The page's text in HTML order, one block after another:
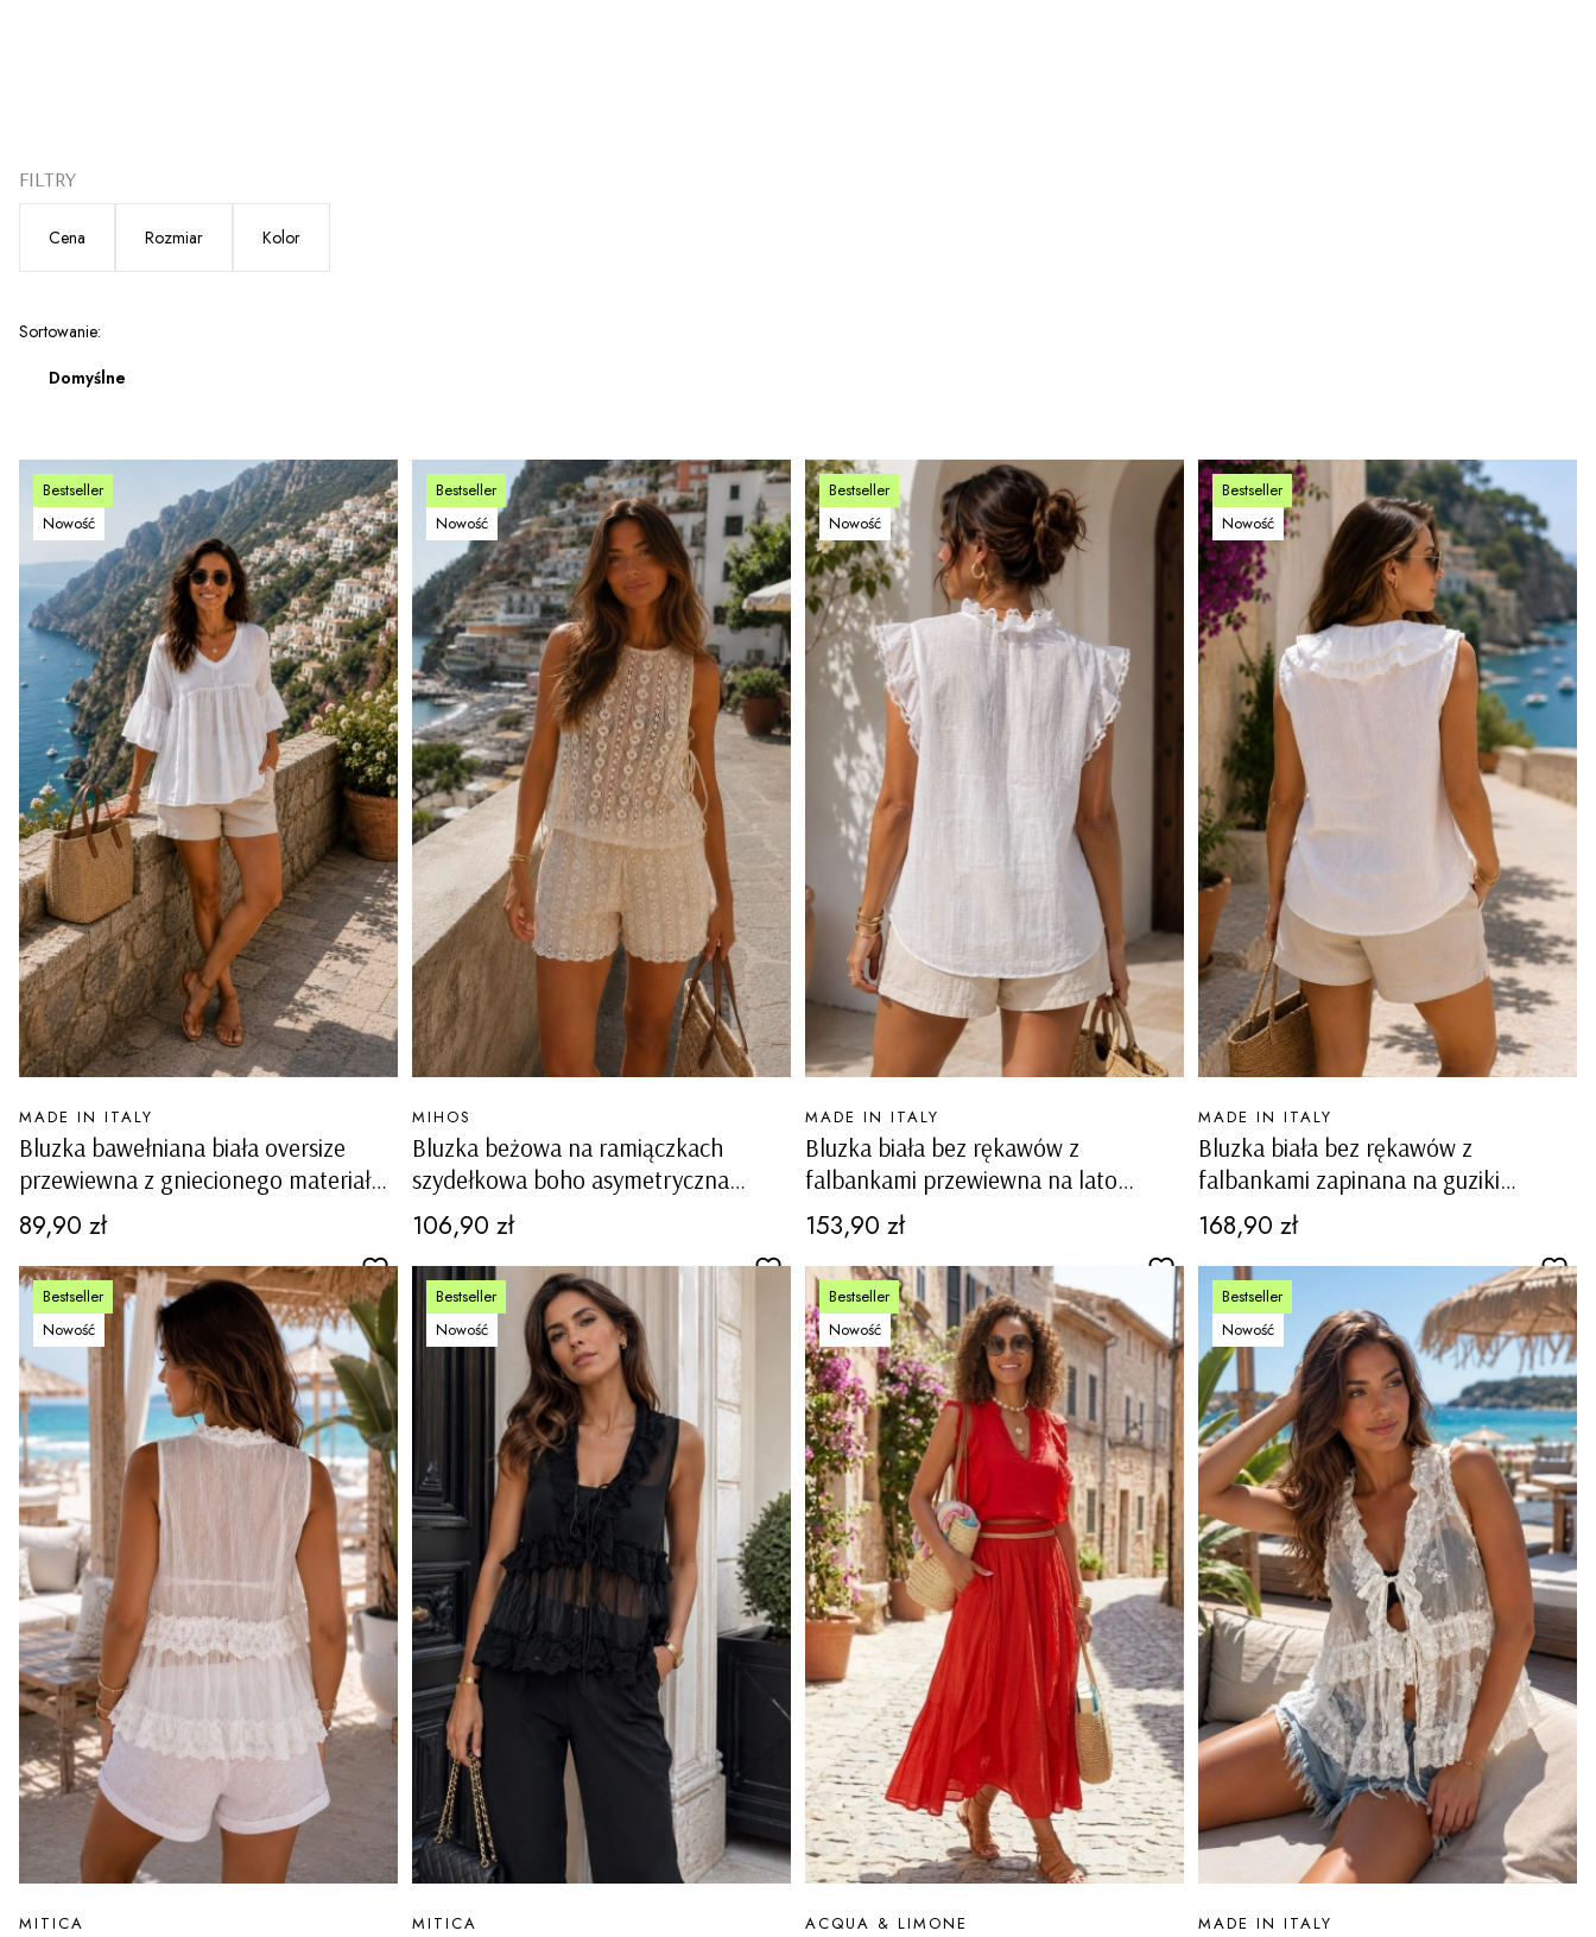
FILTRY
Cena Rozmiar Kolor
Lista produktów
Sortowanie:
Domyślne
Bestseller
Nowość
Bluzka bawełniana biała oversize
przewiewna z gniecionego materiału
z dekoltem V rozkloszowana
Alfonsine
PRODUCENT
MADE IN ITALY
Cena
89,90 zł
Bestseller
Nowość
Bluzka beżowa na ramiączkach
szydełkowa boho asymetryczna
ażurowa wiązane boki Cortanze
PRODUCENT
MIHOS
Cena
106,90 zł
Bestseller
Nowość
Bluzka biała bez rękawów z
falbankami przewiewna na lato
Bizzarone
PRODUCENT
MADE IN ITALY
Cena
153,90 zł
Bestseller
Nowość
Bluzka biała bez rękawów z
falbankami zapinana na guziki
Lagnasco
PRODUCENT
MADE IN ITALY
Cena
168,90 zł
Bestseller
Nowość
PRODUCENT
MITICA
Bestseller
Nowość
PRODUCENT
MITICA
Bestseller
Nowość
PRODUCENT
ACQUA & LIMONE
Bestseller
Nowość
PRODUCENT
MADE IN ITALY